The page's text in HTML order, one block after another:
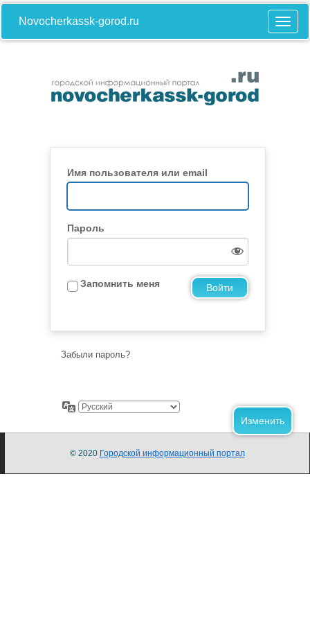
Novocherkassk-gorod.ru
Имя пользователя или email
Пароль
Запомнить меня
Забыли пароль?
© 2020 Городской информационный портал